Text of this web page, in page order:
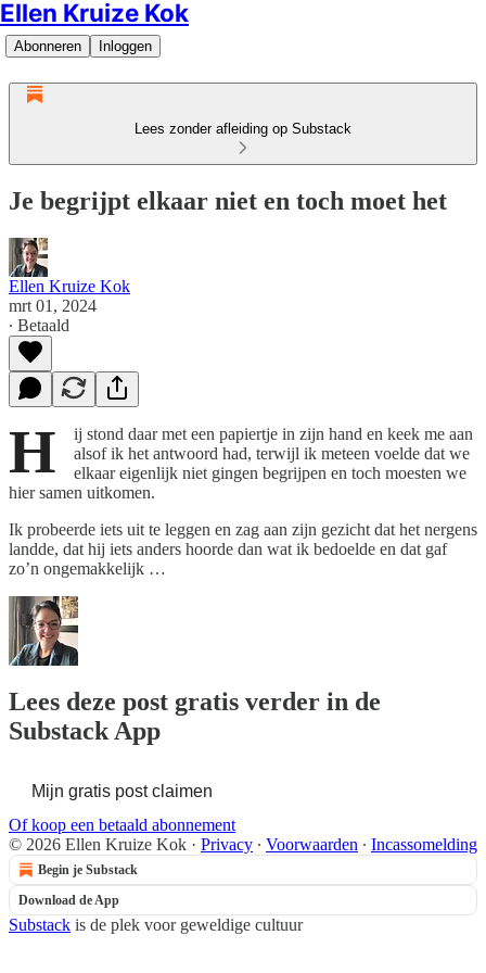
Ellen Kruize Kok
Abonneren Inloggen
Lees zonder afleiding op Substack
Je begrijpt elkaar niet en toch moet het
Ellen Kruize Kok
mrt 01, 2024
∙ Betaald
H
ij stond daar met een papiertje in zijn hand en keek me aan
alsof ik het antwoord had, terwijl ik meteen voelde dat we
elkaar eigenlijk niet gingen begrijpen en toch moesten we
hier samen uitkomen.
Ik probeerde iets uit te leggen en zag aan zijn gezicht dat het nergens
landde, dat hij iets anders hoorde dan wat ik bedoelde en dat gaf
zo’n ongemakkelijk …
Lees deze post gratis verder in de
Substack App
Mijn gratis post claimen
Of koop een betaald abonnement
© 2026 Ellen Kruize Kok · Privacy ∙ Voorwaarden ∙ Incassomelding
Begin je Substack
Download de App
Substack is de plek voor geweldige cultuur